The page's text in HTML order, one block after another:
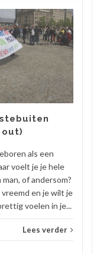
out)
als een
voelt je je hele
of andersom?
en je wilt je
voelen in je...
Lees verder